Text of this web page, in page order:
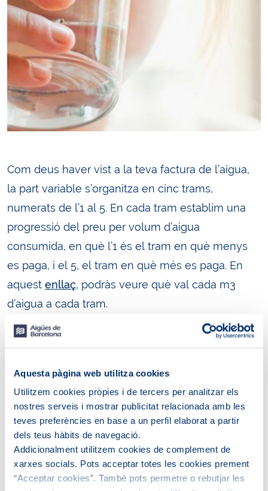
Aquesta pàgina web utilitza cookies
Utilitzem cookies pròpies i de tercers per analitzar els
nostres serveis i mostrar publicitat relacionada amb les
teves preferències en base a un perfil elaborat a partir
dels teus hàbits de navegació.
Addicionalment utilitzem cookies de complement de
xarxes socials. Pots acceptar totes les cookies prement
“Acceptar cookies”. També pots permetre o rebutjar les
Com deus haver vist a la teva factura de l’aigua,
la part variable s’organitza en cinc trams,
numerats de l’1 al 5. En cada tram establim una
progressió del preu per volum d’aigua
consumida, en què l’1 és el tram en què menys
es paga, i el 5, el tram en què més es paga. En
aquest enllaç, podràs veure què val cada m3
d’aigua a cada tram.
​​​​A l’àrea metropolitana de Barcelona, el consum
estàndard es considera que és de 100 litres al dia
per persona, per la qual cosa molt probablement
et trobis en el tram segon. En cas que et trobis en
un tram superior, pot ser que hagis de fer un
esforç per reduir el consum. Això no només
repercutirà en la teva butxaca, sinó també en la
conservació del medi ambient i el cicle hidràulic.